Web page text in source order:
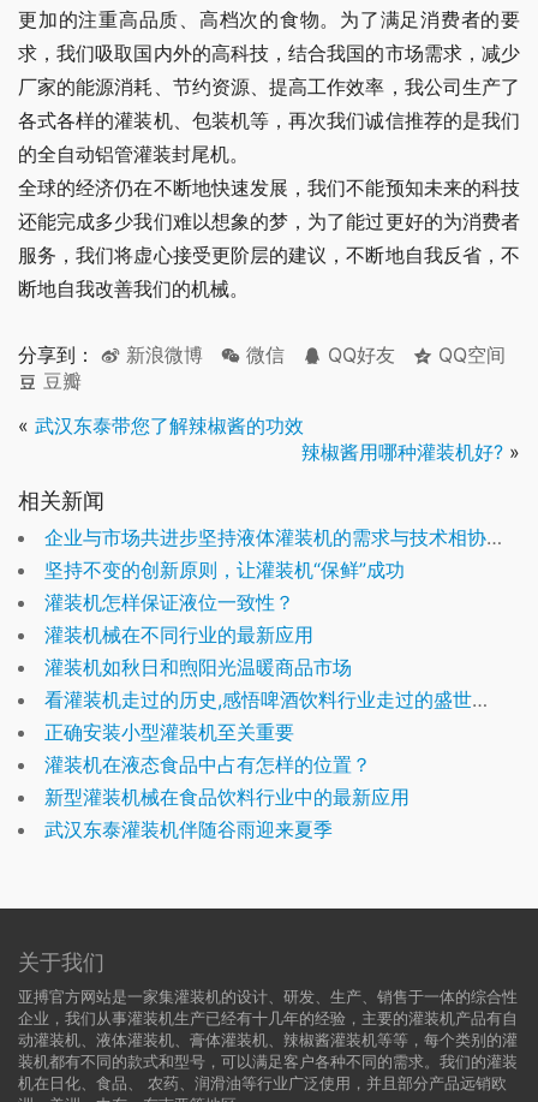
更加的注重高品质、高档次的食物。为了满足消费者的要
求，我们吸取国内外的高科技，结合我国的市场需求，减少
厂家的能源消耗、节约资源、提高工作效率，我公司生产了
各式各样的灌装机、包装机等，再次我们诚信推荐的是我们
的全自动铝管灌装封尾机。
全球的经济仍在不断地快速发展，我们不能预知未来的科技
还能完成多少我们难以想象的梦，为了能过更好的为消费者
服务，我们将虚心接受更阶层的建议，不断地自我反省，不
断地自我改善我们的机械。
分享到： 新浪微博 微信 QQ好友
QQ空间
豆瓣
« 武汉东泰带您了解辣椒酱的功效
辣椒酱用哪种灌装机好? »
相关新闻
企业与市场共进步坚持液体灌装机的需求与技术相协调
坚持不变的创新原则，让灌装机“保鲜”成功
灌装机怎样保证液位一致性？
灌装机械在不同行业的最新应用
灌装机如秋日和煦阳光温暖商品市场
看灌装机走过的历史,感悟啤酒饮料行业走过的盛世浮华
正确安装小型灌装机至关重要
灌装机在液态食品中占有怎样的位置？
新型灌装机械在食品饮料行业中的最新应用
武汉东泰灌装机伴随谷雨迎来夏季
关于我们
亚搏官方网站是一家集灌装机的设计、研发、生产、销售于一体的综合性
企业，我们从事灌装机生产已经有十几年的经验，主要的灌装机产品有自
动灌装机、液体灌装机、膏体灌装机、辣椒酱灌装机等等，每个类别的灌
装机都有不同的款式和型号，可以满足客户各种不同的需求。我们的灌装
机在日化、食品、 农药、润滑油等行业广泛使用，并且部分产品远销欧